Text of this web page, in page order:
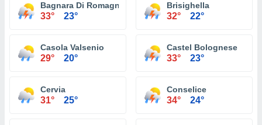
Bagnara Di Romagna
33° 23°
Brisighella
32° 22°
Casola Valsenio
29° 20°
Castel Bolognese
33° 23°
Cervia
31° 25°
Conselice
34° 24°